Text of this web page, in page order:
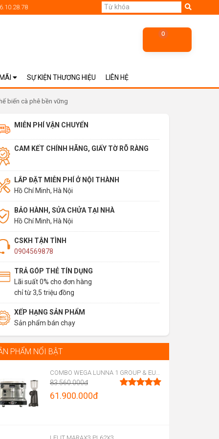
SỰ KIỆN THƯƠNG HIỆU LIÊN HỆ
biến cà phê bền vững
MIỄN PHÍ VẬN CHUYỂN
CAM KẾT CHÍNH HÃNG, GIẤY TỜ RÕ RÀNG
LẮP ĐẶT MIỄN PHÍ Ở NỘI THÀNH
Hồ Chí Minh, Hà Nội
BẢO HÀNH, SỬA CHỬA TẠI NHÀ
Hồ Chí Minh, Hà Nội
CSKH TẬN TÌNH
0904569878
TRẢ GÓP THẺ TÍN DỤNG
Lãi suất 0% cho đơn hàng
chỉ từ 3,5 triệu đồng
XẾP HẠNG SẢN PHẨM
Sản phẩm bán chạy
PHẨM NỔI BẬT
83.560.000đ
Original
61.900.000đ
0